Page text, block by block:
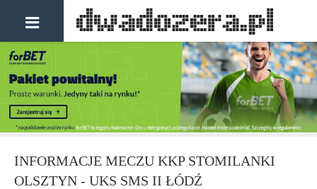
INFORMACJE MECZU KKP STOMILANKI
OLSZTYN - UKS SMS II ŁÓDŹ